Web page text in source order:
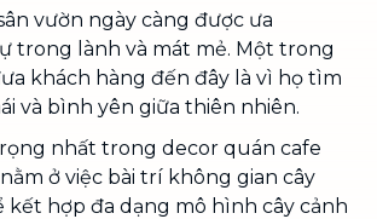
vườn ngày càng được ưa
trong lành và mát mẻ. Một trong
khách hàng đến đây là vì họ tìm
và bình yên giữa thiên nhiên.
nhất trong decor quán cafe
ở việc bài trí không gian cây
kết hợp đa dạng mô hình cây cảnh